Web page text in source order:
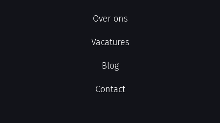
Over ons
Vacatures
Blog
Contact